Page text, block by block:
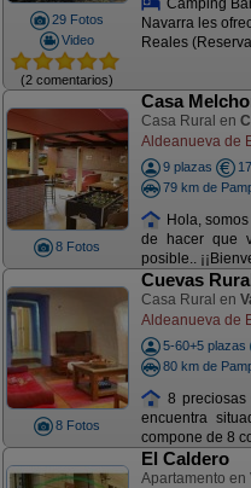
29 Fotos
Video
(2 comentarios)
Navarra les
Reales
8 Fotos
Casa
Casa Rural en
Aldeanueva de
9 plazas
79 km de
Hola,
de hacer que
posible..
8 Fotos
Cuevas
Casa Rural en
Aldeanueva de
5-60+5 plazas
80 km de
8 preciosas
encuentra
compone de 8
El Caldero
Apartamento en